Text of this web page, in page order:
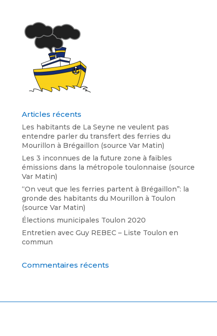
Articles récents
Les habitants de La Seyne ne veulent pas
entendre parler du transfert des ferries du
Mourillon à Brégaillon (source Var Matin)
Les 3 inconnues de la future zone à faibles
émissions dans la métropole toulonnaise (source
Var Matin)
“On veut que les ferries partent à Brégaillon”: la
gronde des habitants du Mourillon à Toulon
(source Var Matin)
Élections municipales Toulon 2020
Entretien avec Guy REBEC – Liste Toulon en
commun
Commentaires récents